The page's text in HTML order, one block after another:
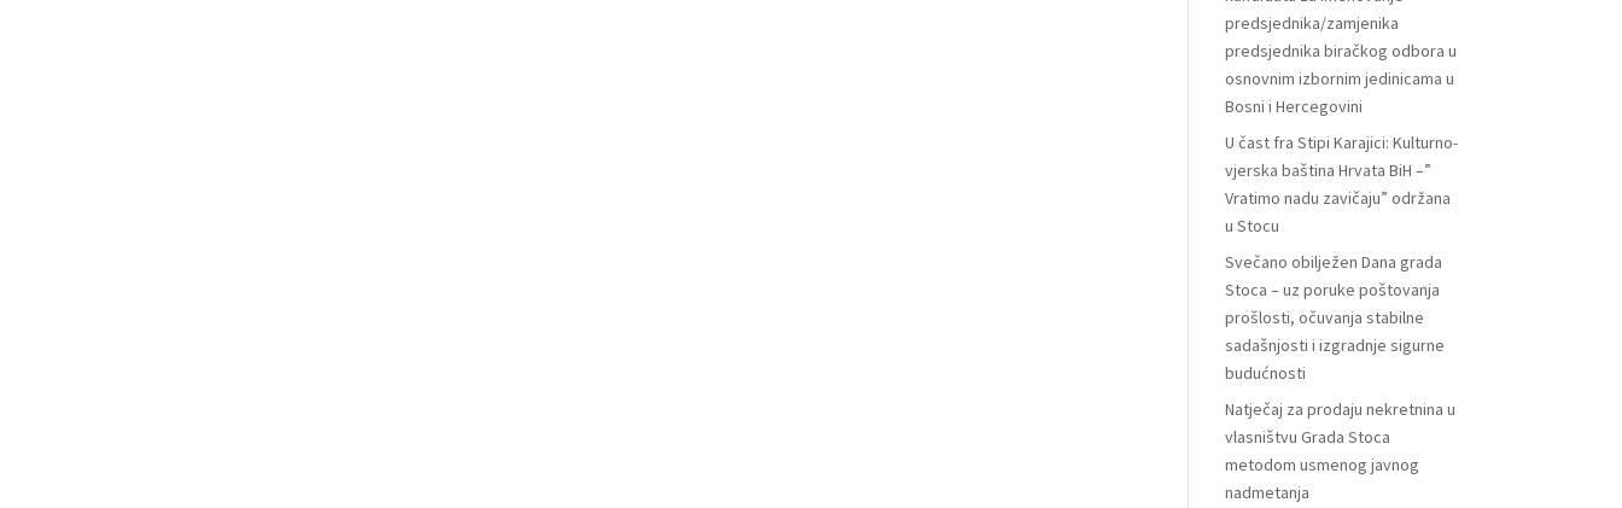
predsjednika/zamjenika
predsjednika biračkog odbora u
osnovnim izbornim jedinicama u
Bosni i Hercegovini
U čast fra Stipi Karajici: Kulturno-
vjerska baština Hrvata BiH –”
Vratimo nadu zavičaju” održana
u Stocu
Svečano obilježen Dana grada
Stoca – uz poruke poštovanja
prošlosti, očuvanja stabilne
sadašnjosti i izgradnje sigurne
budućnosti
Natječaj za prodaju nekretnina u
vlasništvu Grada Stoca
metodom usmenog javnog
nadmetanja